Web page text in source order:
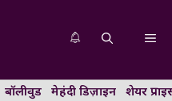
बॉलीवुड मेहंदी डिज़ाइन शेयर